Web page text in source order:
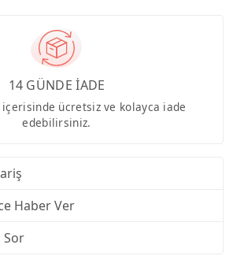
14 GÜNDE İADE
ücretsiz ve kolayca iade
edebilirsiniz.
Haber Ver
Sor